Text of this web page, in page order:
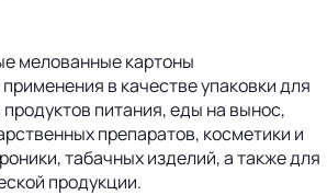
мелованные картоны
в качестве упаковки для
питания, еды на вынос,
препаратов, косметики и
табачных изделий, а также для
продукции.